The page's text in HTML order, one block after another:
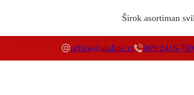
Širok asortiman
office@aluline.rs 069/2416-769